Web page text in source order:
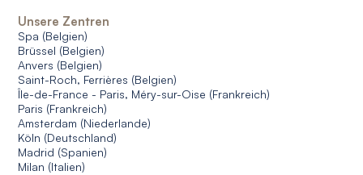
Unsere Zentren
Spa (Belgien)
Brüssel (Belgien)
Anvers (Belgien)
Saint-Roch, Ferrières (Belgien)
Île-de-France - Paris, Méry-sur-Oise (Frankreich)
Paris (Frankreich)
Amsterdam (Niederlande)
Köln (Deutschland)
Madrid (Spanien)
Milan (Italien)